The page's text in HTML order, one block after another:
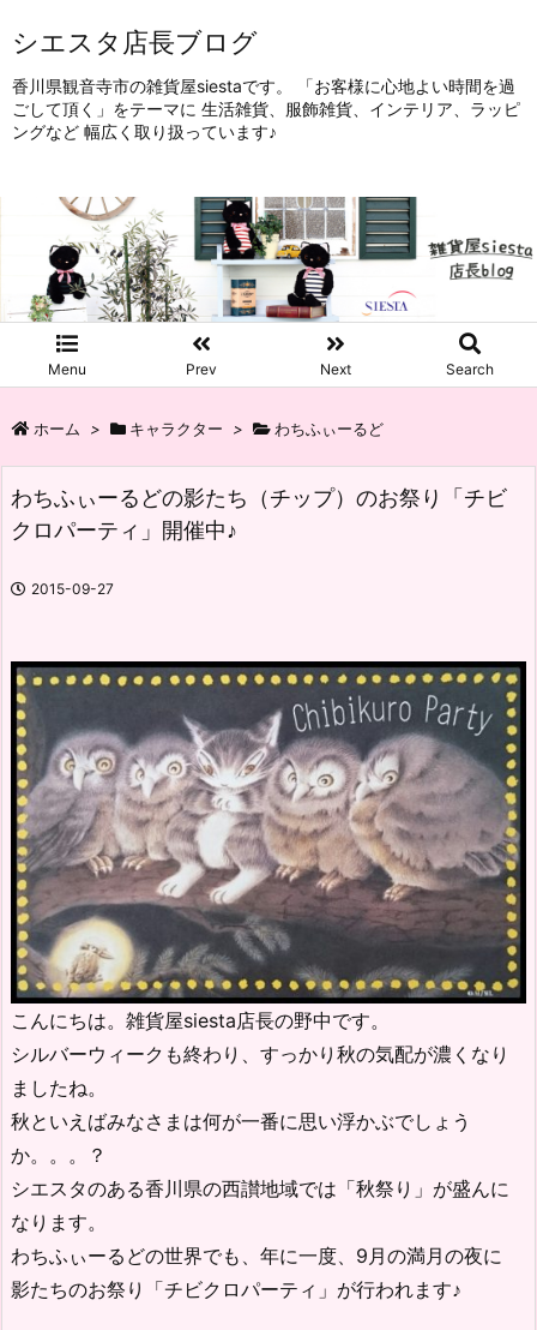
シエスタ店長ブログ
香川県観音寺市の雑貨屋siestaです。 「お客様に心地よい時間を過
ごして頂く」をテーマに 生活雑貨、服飾雑貨、インテリア、ラッピ
ングなど 幅広く取り扱っています♪
Menu Prev Next Search
ホーム > キャラクター > わちふぃーるど
わちふぃーるどの影たち（チップ）のお祭り「チビ
クロパーティ」開催中♪
2015-09-27
こんにちは。雑貨屋siesta店長の野中です。
シルバーウィークも終わり、すっかり秋の気配が濃くなり
ましたね。
秋といえばみなさまは何が一番に思い浮かぶでしょう
か。。。？
シエスタのある香川県の西讃地域では「秋祭り」が盛んに
なります。
わちふぃーるどの世界でも、年に一度、9月の満月の夜に
影たちのお祭り「チビクロパーティ」が行われます♪